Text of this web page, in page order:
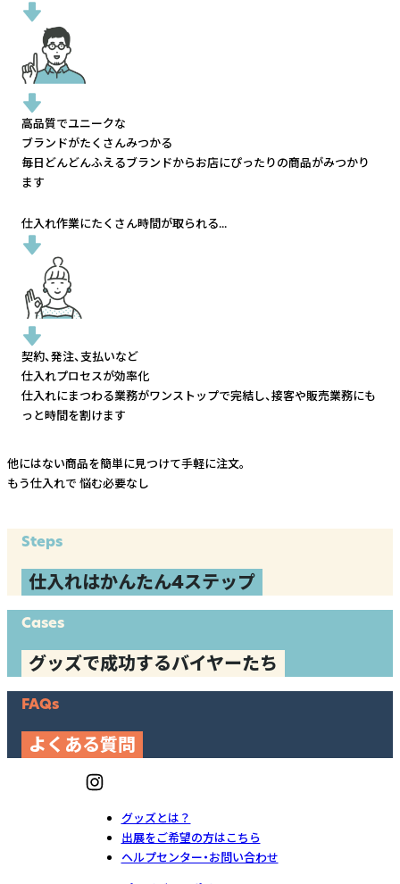
高品質でユニークな
ブランドがたくさんみつかる
毎日どんどんふえるブランドからお店にぴったりの商品がみつかり
ます
仕入れ作業にたくさん時間が取られる...
契約、発注、支払いなど
仕入れプロセスが効率化
仕入れにまつわる業務がワンストップで完結し、接客や販売業務にも
っと時間を割けます
他にはない商品を簡単に見つけて手軽に注文。
もう仕入れで 悩む必要なし
Steps
仕入れはかんたん4ステップ
Cases
グッズで成功するバイヤーたち
FAQs
よくある質問
グッズとは？
出展をご希望の方はこちら
ヘルプセンター・お問い合わせ